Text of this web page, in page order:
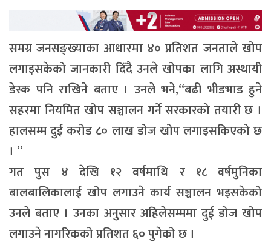
समग्र जनसङ्ख्याका आधारमा ४० प्रतिशत जनताले खोप
लगाइसकेको जानकारी दिँदै उनले खोपका लागि अस्थायी
डेस्क पनि राखिने बताए । उनले भने,“बढी भीडभाड हुने
सहरमा नियमित खोप सञ्चालन गर्ने सरकारको तयारी छ ।
हालसम्म दुई करोड ८० लाख डोज खोप लगाइसकिएको छ
। ”
गत पुस ४ देखि १२ वर्षमाथि र १८ वर्षमुनिका
बालबालिकालाई खोप लगाउने कार्य सञ्चालन भइसकेको
उनले बताए । उनका अनुसार अहिलेसम्ममा दुई डोज खोप
लगाउने नागरिकको प्रतिशत ६० पुगेको छ ।